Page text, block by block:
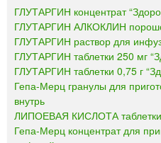
ГЛУТАРГИН концентрат
ГЛУТАРГИН АЛКОКЛИН
ГЛУТАРГИН раствор для
ГЛУТАРГИН таблетки 250 мг
ГЛУТАРГИН таблетки 0,75 г
Гепа-Мерц гранулы для
внутрь
ЛИПОЕВАЯ КИСЛОТА
Гепа-Мерц концентрат для